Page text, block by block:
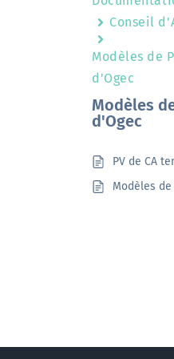
Conseil
Modèles de
d'Ogec
Modèles
d'Ogec
PV de CA
Modèles de